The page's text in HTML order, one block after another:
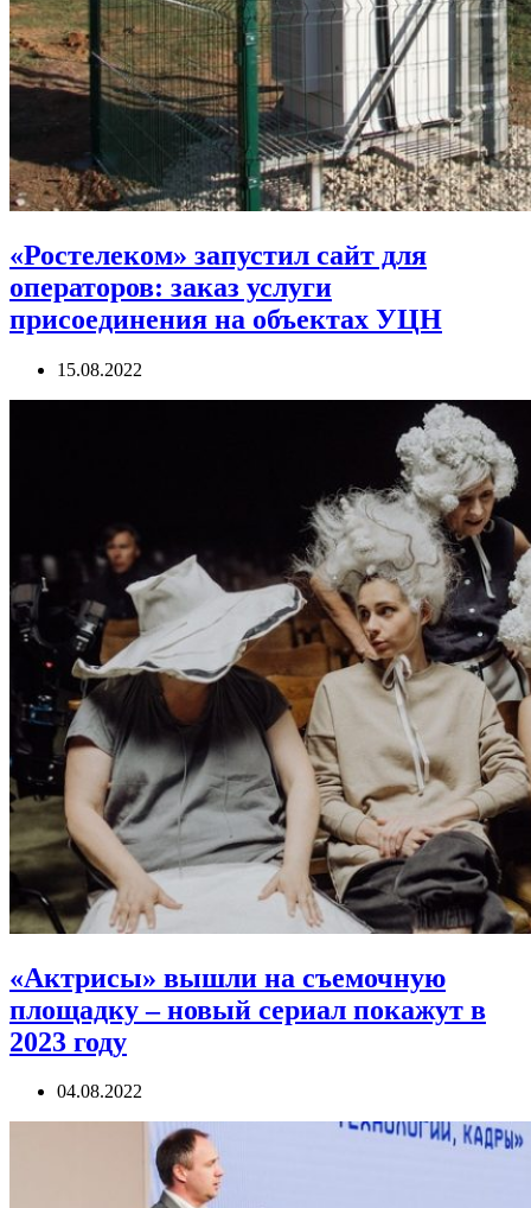
«Ростелеком» запустил сайт для
операторов: заказ услуги
присоединения на объектах УЦН
15.08.2022
«Актрисы» вышли на съемочную
площадку – новый сериал покажут в
2023 году
04.08.2022